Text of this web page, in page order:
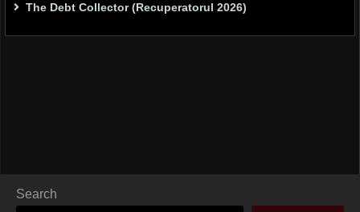
The Debt Collector (Recuperatorul 2026)
Search